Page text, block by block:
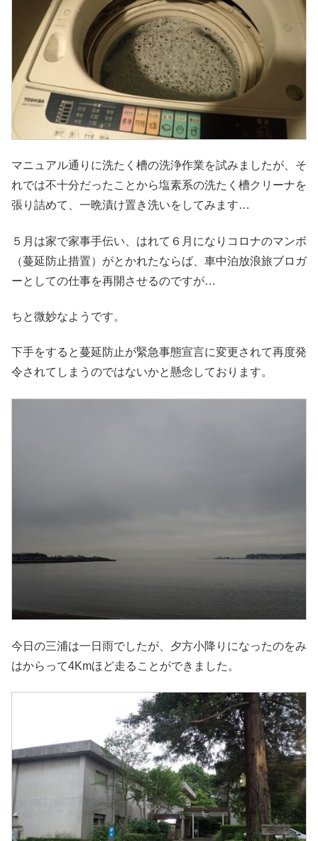
マニュアル通りに洗たく槽の洗浄作業を試みましたが、そ
れでは不十分だったことから塩素系の洗たく槽クリーナを
張り詰めて、一晩漬け置き洗いをしてみます…
５月は家で家事手伝い、はれて６月になりコロナのマンボ
（蔓延防止措置）がとかれたならば、車中泊放浪旅ブロガ
ーとしての仕事を再開させるのですが…
ちと微妙なようです。
下手をすると蔓延防止が緊急事態宣言に変更されて再度発
令されてしまうのではないかと懸念しております。
今日の三浦は一日雨でしたが、夕方小降りになったのをみ
はからって4Kmほど走ることができました。